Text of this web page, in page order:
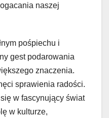
naszej
pośpiechu i
gest podarowania
znaczenia.
sprawienia radości.
w fascynujący świat
w kulturze,